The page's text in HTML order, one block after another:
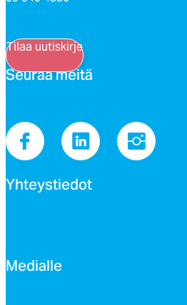
Tilaa uutiskirje
Seu­raa mei­tä
Yh­teys­tie­dot
Me­dial­le